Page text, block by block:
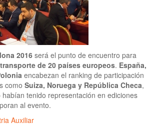
2016 será el punto de encuentro para
de 20 países europeos. España,
encabezan el ranking de participación
como Suiza, Noruega y República Checa,
tenido representación en ediciones
al evento.
Auxiliar